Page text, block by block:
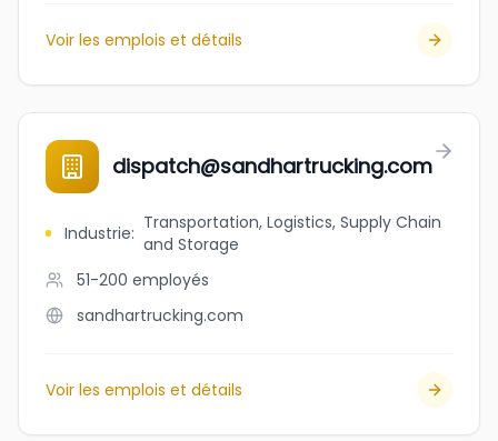
Voir les emplois et détails
dispatch@sandhartrucking.com
Industrie: Transportation, Logistics, Supply Chain
and Storage
51-200 employés
sandhartrucking.com
Voir les emplois et détails